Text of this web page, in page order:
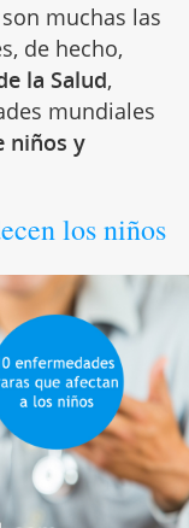
muchas las
de hecho,
la Salud,
mundiales
niños y
los niños